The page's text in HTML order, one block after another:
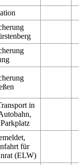
in
für
(ELW)